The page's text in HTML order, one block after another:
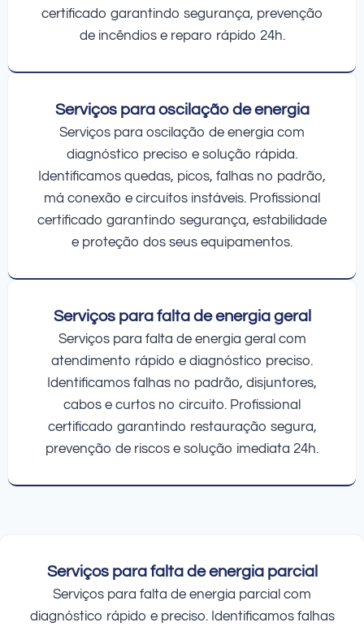
certificado garantindo segurança, prevenção
de incêndios e reparo rápido 24h.
Serviços para oscilação de energia
Serviços para oscilação de energia com
diagnóstico preciso e solução rápida.
Identificamos quedas, picos, falhas no padrão,
má conexão e circuitos instáveis. Profissional
certificado garantindo segurança, estabilidade
e proteção dos seus equipamentos.
Serviços para falta de energia geral
Serviços para falta de energia geral com
atendimento rápido e diagnóstico preciso.
Identificamos falhas no padrão, disjuntores,
cabos e curtos no circuito. Profissional
certificado garantindo restauração segura,
prevenção de riscos e solução imediata 24h.
Serviços para falta de energia parcial
Serviços para falta de energia parcial com
diagnóstico rápido e preciso. Identificamos falhas